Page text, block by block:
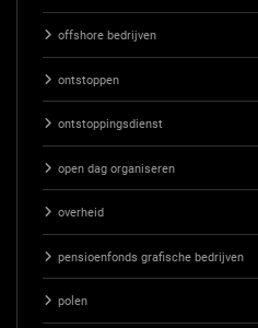
offshore bedrijven
ontstoppen
ontstoppingsdienst
open dag organiseren
overheid
pensioenfonds grafische bedrijven
polen